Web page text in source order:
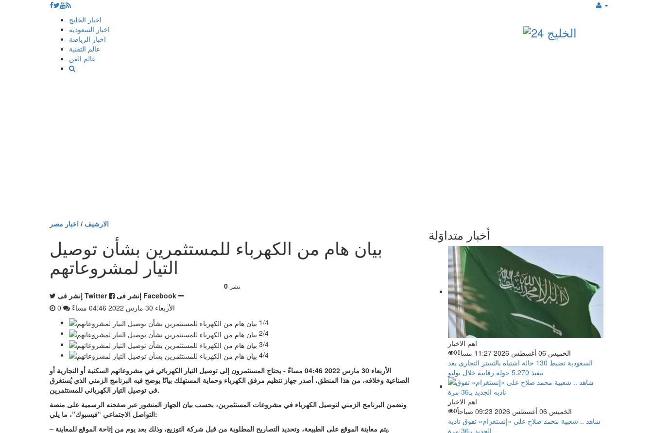
إذهب
المحتوى
اخبار الخليج
اخبار السعودية
اخبار الرياضة
عالم التقنية
عالم الفن
الارشيف / اخبار مصر
بيان هام من الكهرباء للمستثمرين بشأن توصيل
التيار لمشروعاتهم
0 نشر
إنشر فى Twitter
إنشر فى Facebook
الأربعاء 30 مارس 2022 04:46 مساءً
1/4
2/4
3/4
4/4
الأربعاء 30 مارس 2022 04:46 مساءً - يحتاج المستثمرون إلى توصيل التيار الكهربائي في مشروعاتهم السكنية أو التجارية أو
الصناعية وخلافه، من هذا المنطق، أصدر جهاز تنظيم مرفق الكهرباء وحماية المستهلك بيانًا يوضح فيه البرنامج الزمني الذي يُستغرق
في توصيل التيار الكهربائي للمستثمرين.
وتضمن البرنامج الزمني لتوصيل الكهرباء في مشروعات المستثمرين، بحسب بيان الجهاز المنشور عبر صفحته الرسمية على منصة
التواصل الاجتماعي “فيسبوك”، ما يلي:
– يتم معاينة الموقع على الطبيعة، وتحديد التصاريح المطلوبة من قبل شركة التوزيع، وذلك بعد يوم من إتاحة الموقع للمعاينة.
أخبار متداوَلة
اهم الاخبار
الخميس 06 أغسطس 2026 11:27 مساءً
0
السعودية تضبط 130 حالة اشتباه بالتستر التجارى بعد
تنفيذ 5.270 جولة رقابية خلال يوليو
اهم الاخبار
الخميس 06 أغسطس 2026 09:23 صباحاً
0
شاهد .. شعبية محمد صلاح على «إنستغرام» تفوق ناديه
الجديد بـ36 مرة